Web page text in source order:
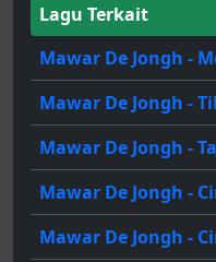
Lagu Terkait
Mawar De Jongh -
Mawar De Jongh -
Mawar De Jongh -
Mawar De Jongh -
Mawar De Jongh -